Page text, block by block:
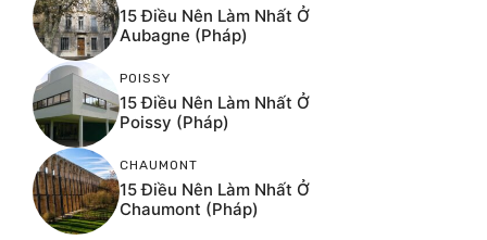
15 Điều Nên Làm Nhất Ở
Aubagne (Pháp)
POISSY
15 Điều Nên Làm Nhất Ở
Poissy (Pháp)
CHAUMONT
15 Điều Nên Làm Nhất Ở
Chaumont (Pháp)